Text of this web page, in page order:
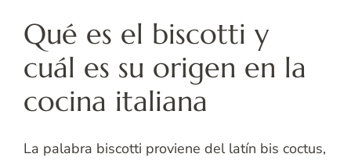
Qué es el biscotti y
cuál es su origen en la
cocina italiana
La palabra biscotti proviene del latín bis coctus,